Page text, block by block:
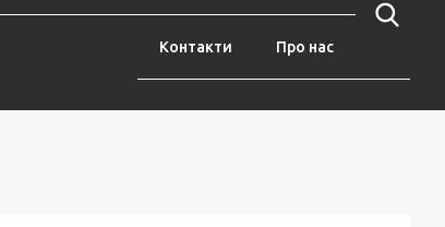
Контакти Про нас